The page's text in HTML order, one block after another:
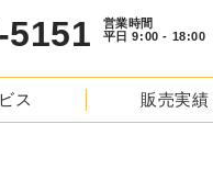
営業時間
平日 9:00 - 18:00
ス 販売実績